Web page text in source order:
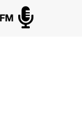
